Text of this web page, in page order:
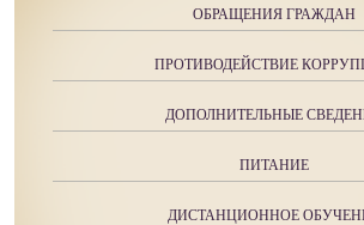
ОБРАЩЕНИЯ ГРАЖДАН
ПРОТИВОДЕЙСТВИЕ
ДОПОЛНИТЕЛЬНЫЕ
ПИТАНИЕ
ДИСТАНЦИОННОЕ